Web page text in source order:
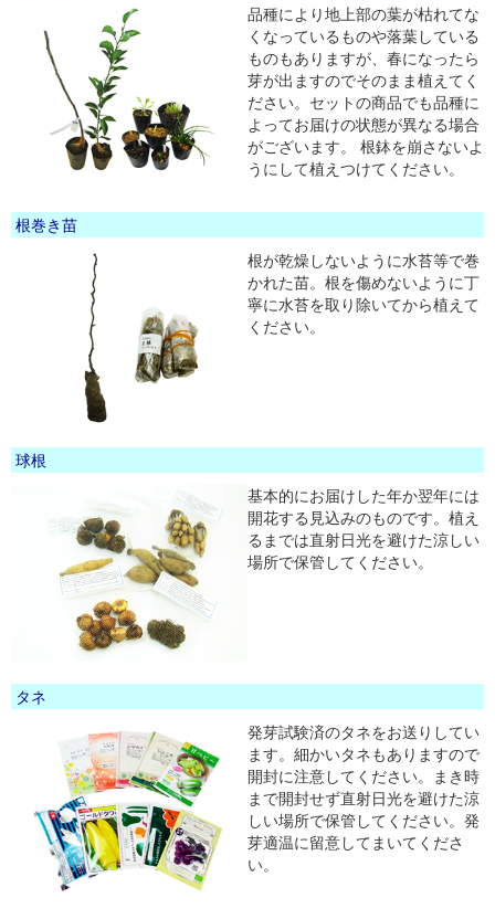
品種により地上部の葉が枯れてな
くなっているものや落葉している
ものもありますが、春になったら
芽が出ますのでそのまま植えてく
ださい。セットの商品でも品種に
よってお届けの状態が異なる場合
がございます。 根鉢を崩さないよ
うにして植えつけてください。
根巻き苗
根が乾燥しないように水苔等で巻
かれた苗。根を傷めないように丁
寧に水苔を取り除いてから植えて
ください。
球根
基本的にお届けした年か翌年には
開花する見込みのものです。植え
るまでは直射日光を避けた涼しい
場所で保管してください。
タネ
発芽試験済のタネをお送りしてい
ます。細かいタネもありますので
開封に注意してください。まき時
まで開封せず直射日光を避けた涼
しい場所で保管してください。発
芽適温に留意してまいてくださ
い。